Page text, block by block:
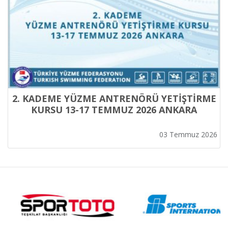
2. KADEME YÜZME ANTRENÖRÜ YETİŞTİRME
KURSU 13-17 TEMMUZ 2026 ANKARA
03 Temmuz 2026